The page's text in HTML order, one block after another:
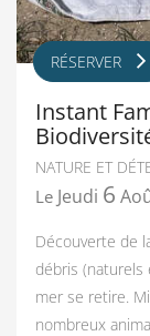
RÉSERVER
Instant
NATURE ET
Le Jeudi 6
Découverte de
débris (naturels
mer se retire.
nombreux